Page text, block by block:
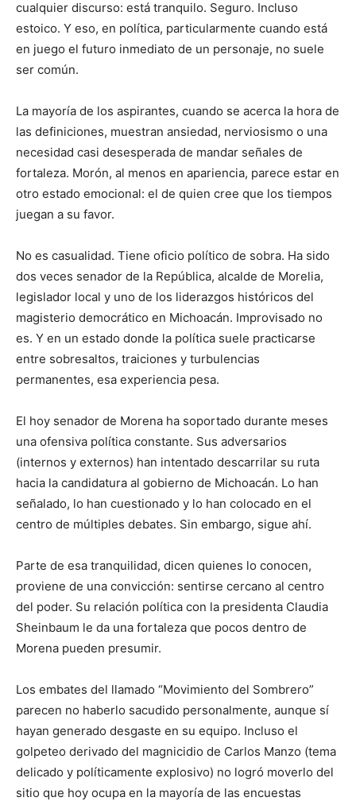
cualquier discurso: está tranquilo. Seguro. Incluso
estoico. Y eso, en política, particularmente cuando está
en juego el futuro inmediato de un personaje, no suele
ser común.
La mayoría de los aspirantes, cuando se acerca la hora de
las definiciones, muestran ansiedad, nerviosismo o una
necesidad casi desesperada de mandar señales de
fortaleza. Morón, al menos en apariencia, parece estar en
otro estado emocional: el de quien cree que los tiempos
juegan a su favor.
No es casualidad. Tiene oficio político de sobra. Ha sido
dos veces senador de la República, alcalde de Morelia,
legislador local y uno de los liderazgos históricos del
magisterio democrático en Michoacán. Improvisado no
es. Y en un estado donde la política suele practicarse
entre sobresaltos, traiciones y turbulencias
permanentes, esa experiencia pesa.
El hoy senador de Morena ha soportado durante meses
una ofensiva política constante. Sus adversarios
(internos y externos) han intentado descarrilar su ruta
hacia la candidatura al gobierno de Michoacán. Lo han
señalado, lo han cuestionado y lo han colocado en el
centro de múltiples debates. Sin embargo, sigue ahí.
Parte de esa tranquilidad, dicen quienes lo conocen,
proviene de una convicción: sentirse cercano al centro
del poder. Su relación política con la presidenta Claudia
Sheinbaum le da una fortaleza que pocos dentro de
Morena pueden presumir.
Los embates del llamado “Movimiento del Sombrero”
parecen no haberlo sacudido personalmente, aunque sí
hayan generado desgaste en su equipo. Incluso el
golpeteo derivado del magnicidio de Carlos Manzo (tema
delicado y políticamente explosivo) no logró moverlo del
sitio que hoy ocupa en la mayoría de las encuestas